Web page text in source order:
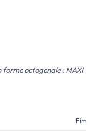
forme octogonale : MAXI
Fim